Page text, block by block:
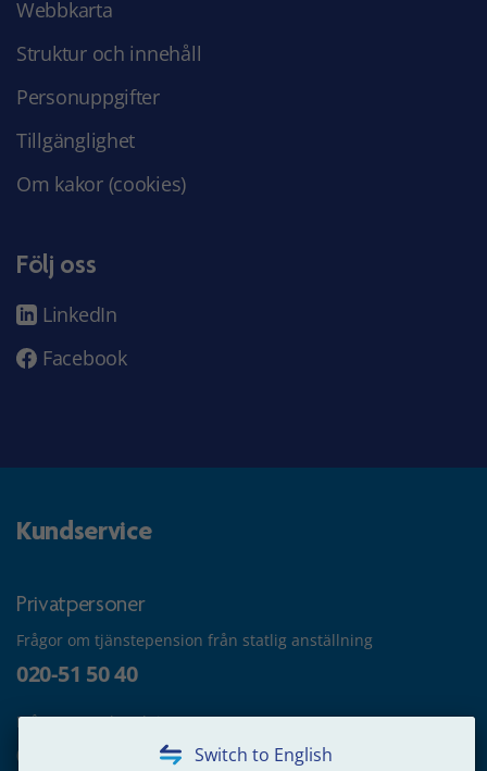
Switch to English
Webbkarta
Struktur och innehåll
Personuppgifter
Tillgänglighet
Om kakor (cookies)
Följ oss
LinkedIn
Facebook
Kundservice
Privatpersoner
Frågor om tjänstepension från statlig anställning
020-51 50 40
Frågor om utbetalning
020-65 00 65